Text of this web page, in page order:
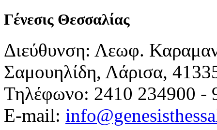
Γένεσις Θεσσαλίας
Διεύθυνση: Λεωφ.
Σαμουηλίδη, Λάρισα,
Τηλέφωνο: 2410 234900 -
E-mail: